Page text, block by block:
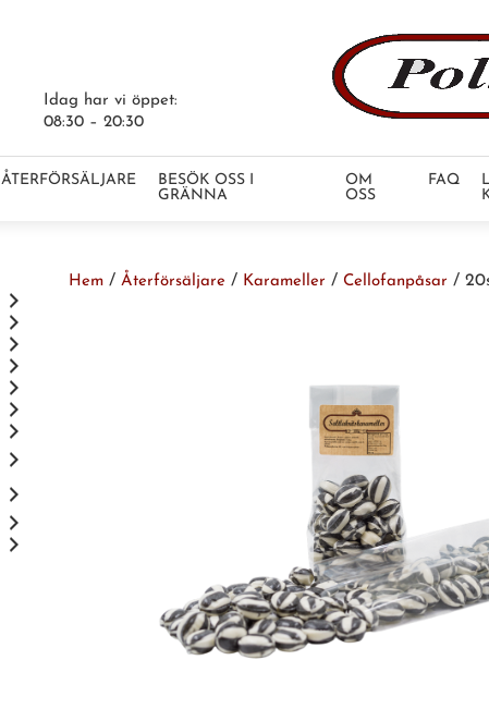
Idag har vi öppet:
08:30 – 20:30
ÅTERFÖRSÄLJARE
BESÖK OSS I
GRÄNNA
OM
OSS
FAQ
Hem / Återförsäljare / Karameller / Cellofanpåsar /